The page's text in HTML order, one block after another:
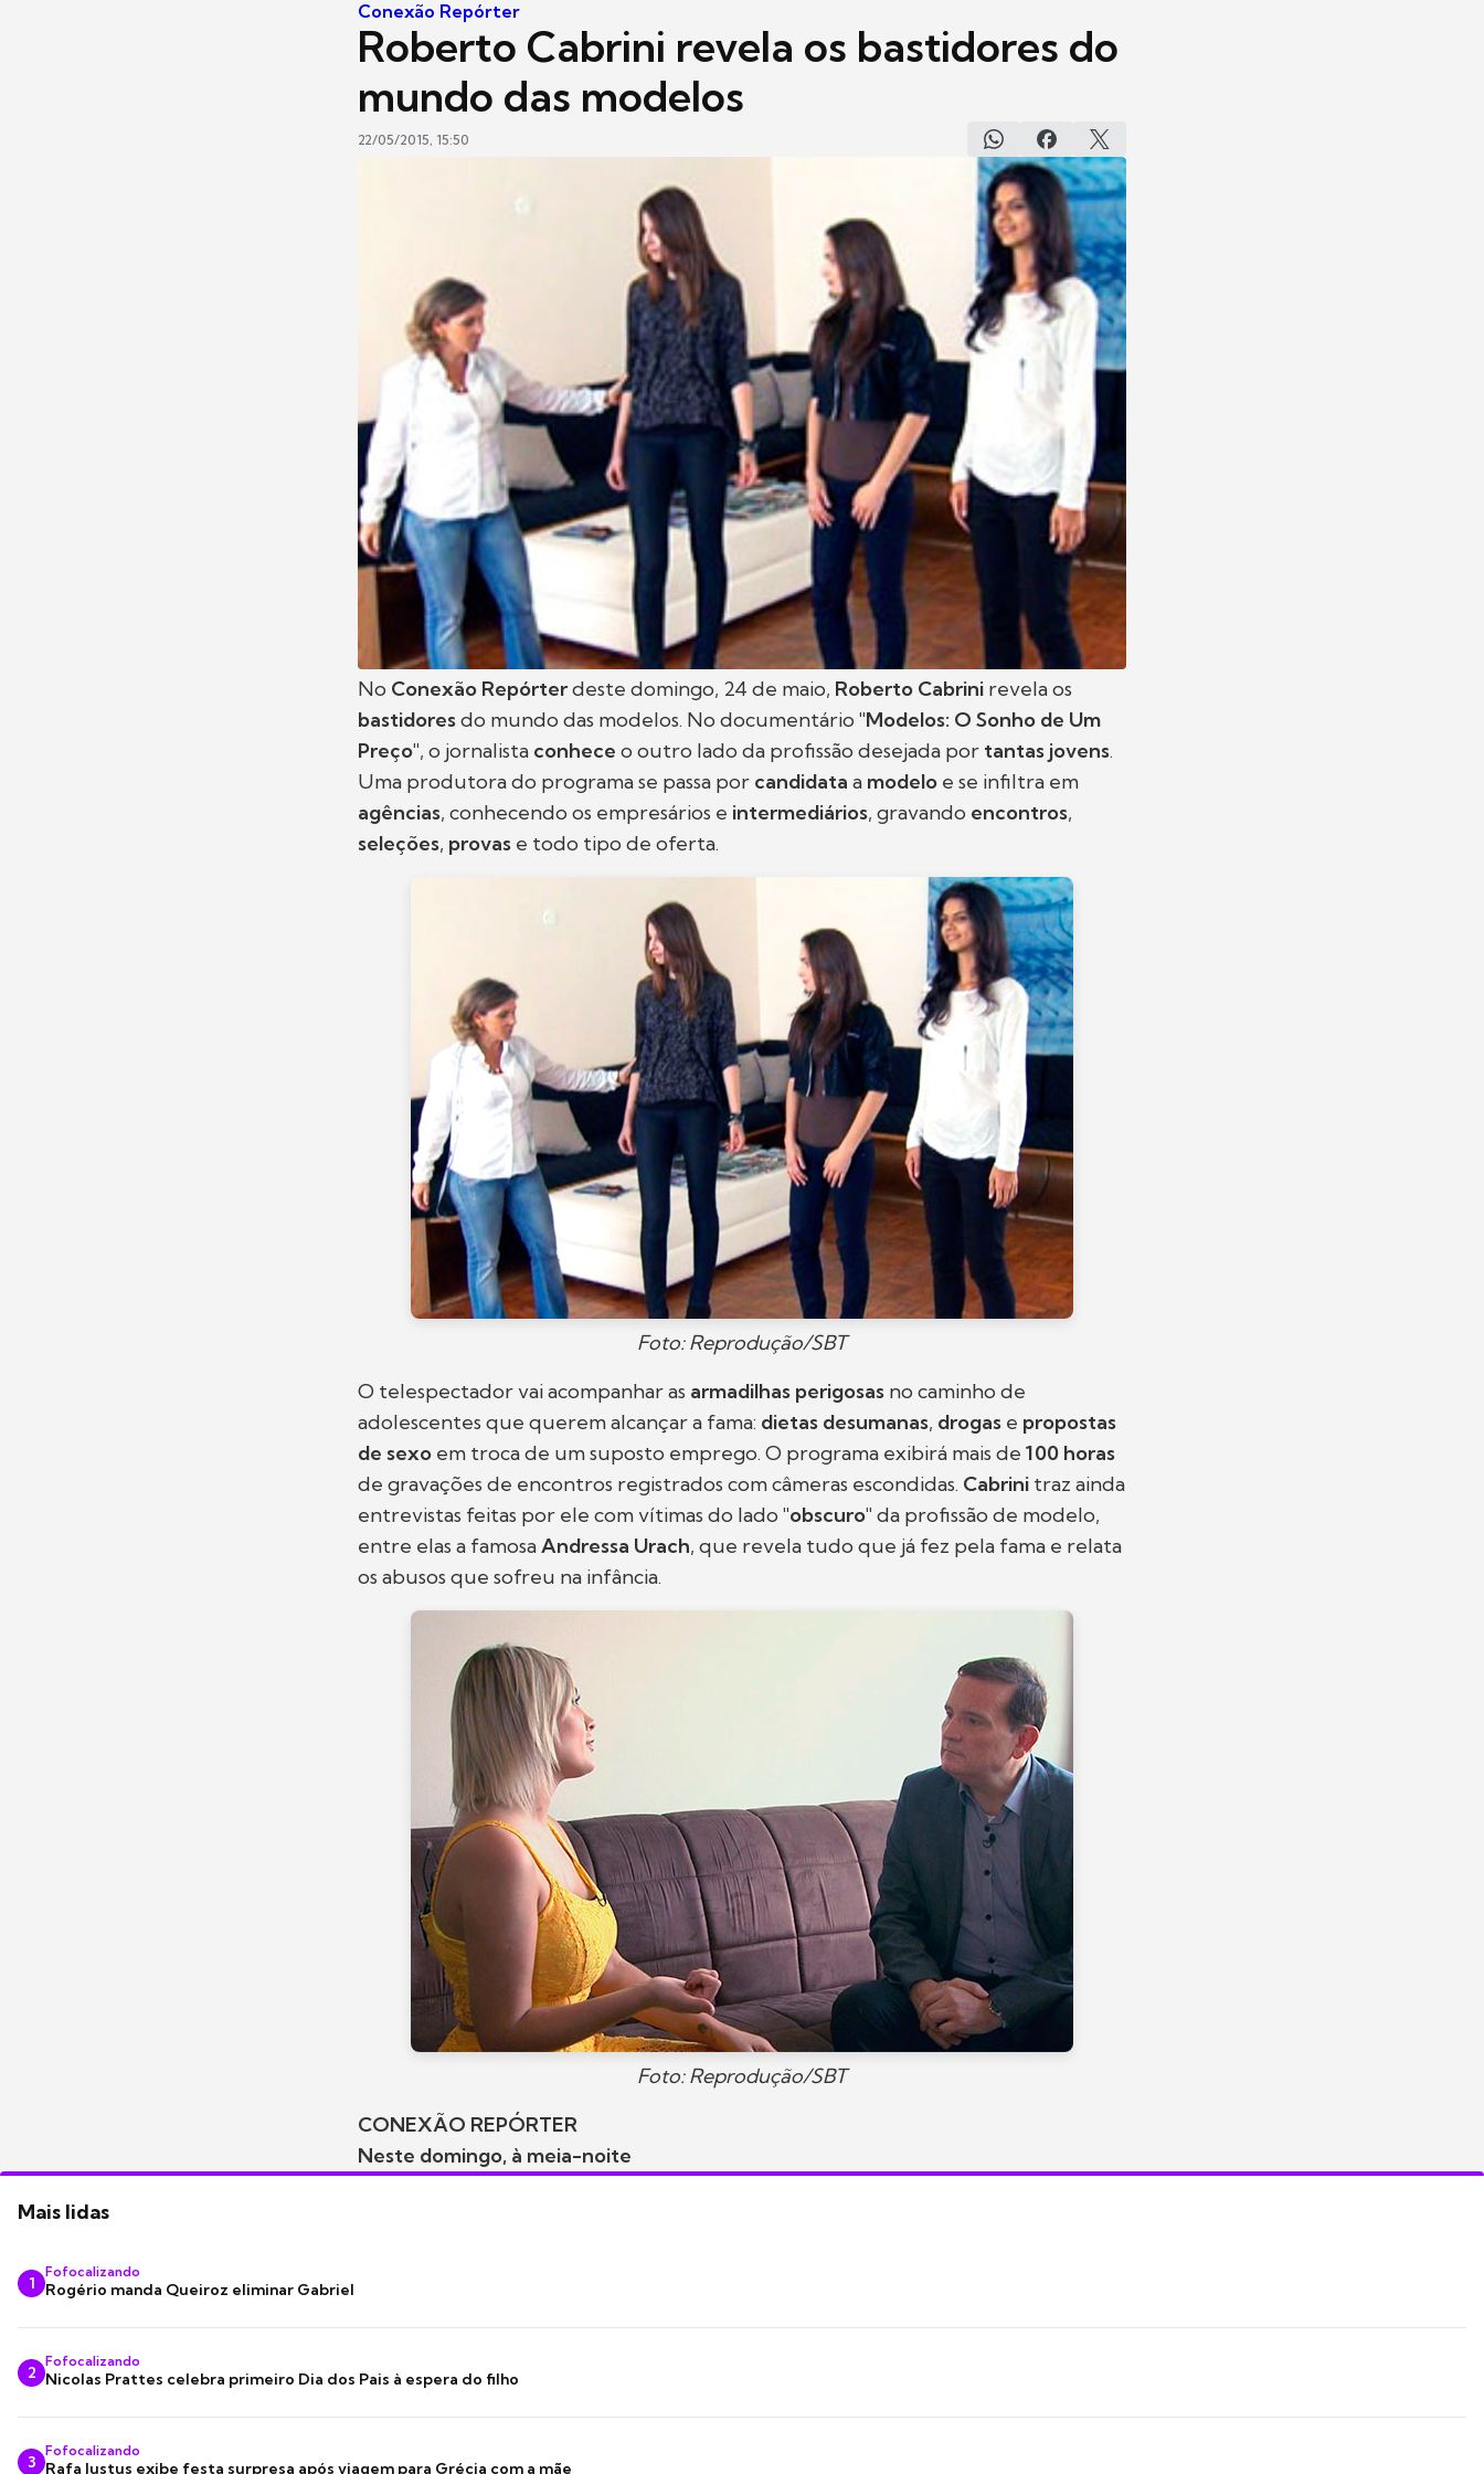
Conexão Repórter
Roberto Cabrini revela os bastidores do
mundo das modelos
22/05/2015, 15:50
No Conexão Repórterdeste domingo, 24 de maio, Roberto Cabrini revela os
bastidoresdo mundo das modelos. No documentário "Modelos: O Sonho de Um
Preço", o jornalista conhece o outro lado da profissão desejada por tantas jovens.
Uma produtora do programa se passa por candidata a modelo e se infiltra em
agências, conhecendo os empresários e intermediários, gravando encontros,
seleções, provas e todo tipo de oferta.
Foto: Reprodução/SBT
O telespectador vai acompanhar as armadilhas perigosas no caminho de
adolescentes que querem alcançar a fama: dietas desumanas, drogas e propostas
de sexo em troca de um suposto emprego. O programa exibirá mais de 100 horas
de gravações de encontros registrados com câmeras escondidas. Cabrini traz ainda
entrevistas feitas por ele com vítimas do lado "obscuro" da profissão de modelo,
entre elas a famosaAndressa Urach, que revela tudo que já fez pela fama e relata
os abusos que sofreu na infância.
Foto: Reprodução/SBT
CONEXÃO REPÓRTER
Neste domingo, à meia-noite
Mais lidas
1
Fofocalizando
Rogério manda Queiroz eliminar Gabriel
2
Fofocalizando
Nicolas Prattes celebra primeiro Dia dos Pais à espera do filho
3
Fofocalizando
Rafa Justus exibe festa surpresa após viagem para Grécia com a mãe